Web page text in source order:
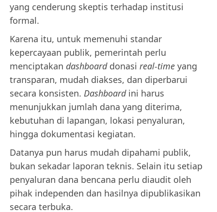
yang cenderung skeptis terhadap institusi
formal.
Karena itu, untuk memenuhi standar
kepercayaan publik, pemerintah perlu
menciptakan dashboarddonasi real-time yang
transparan, mudah diakses, dan diperbarui
secara konsisten. Dashboardini harus
menunjukkan jumlah dana yang diterima,
kebutuhan di lapangan, lokasi penyaluran,
hingga dokumentasi kegiatan.
Datanya pun harus mudah dipahami publik,
bukan sekadar laporan teknis. Selain itu setiap
penyaluran dana bencana perlu diaudit oleh
pihak independen dan hasilnya dipublikasikan
secara terbuka.